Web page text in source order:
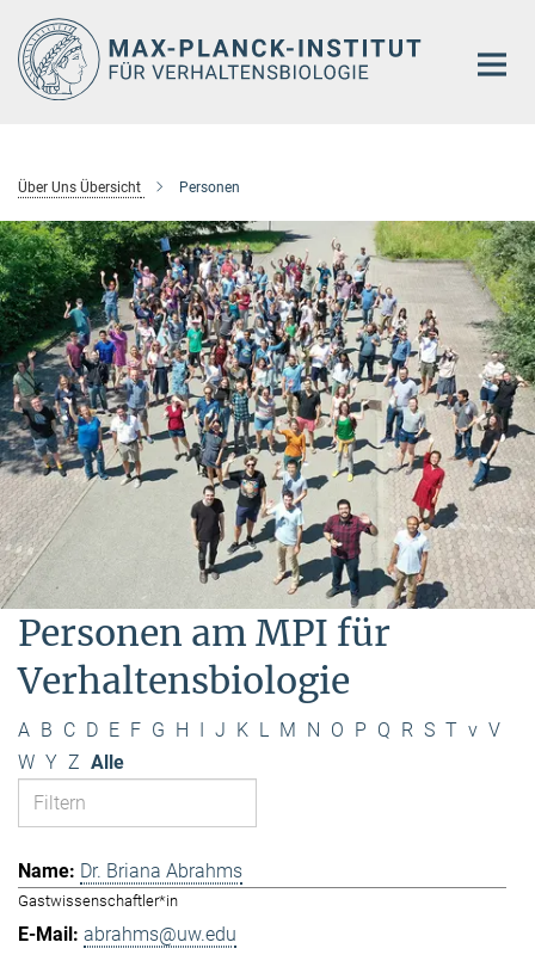
Hauptinhalt
Über Uns Übersicht Personen
Personen am MPI für
Verhaltensbiologie
A B C D E F G H J K L M N O P Q R S T v V
W Y Z Alle
Dr. Briana Abrahms
Gastwissenschaftler*in
abrahms@uw.edu